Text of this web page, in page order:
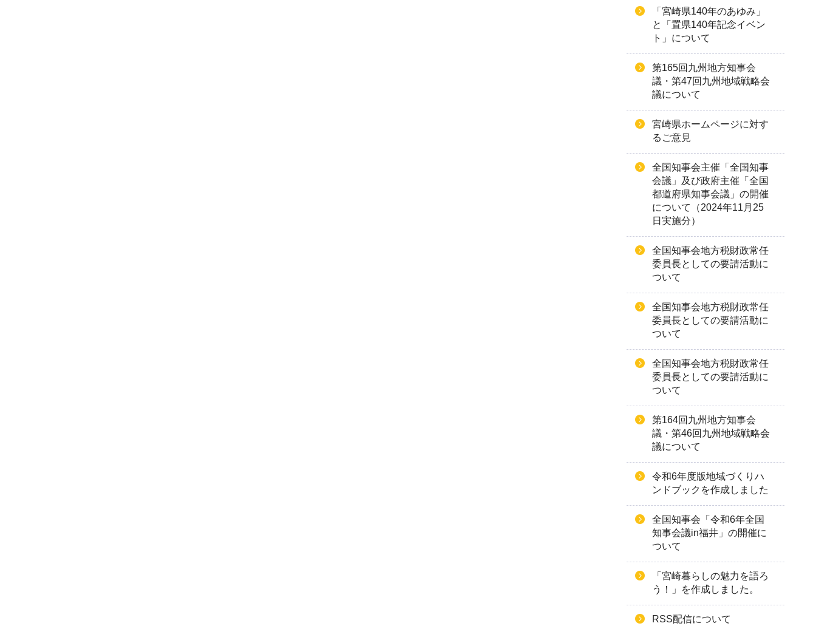
「宮崎県140年のあゆみ」
と「置県140年記念イベン
ト」について
第165回九州地方知事会
議・第47回九州地域戦略会
議について
宮崎県ホームページに対す
るご意見
全国知事会主催「全国知事
会議」及び政府主催「全国
都道府県知事会議」の開催
について（2024年11月25
日実施分）
全国知事会地方税財政常任
委員長としての要請活動に
ついて
全国知事会地方税財政常任
委員長としての要請活動に
ついて
全国知事会地方税財政常任
委員長としての要請活動に
ついて
第164回九州地方知事会
議・第46回九州地域戦略会
議について
令和6年度版地域づくりハ
ンドブックを作成しました
全国知事会「令和6年全国
知事会議in福井」の開催に
ついて
「宮崎暮らしの魅力を語ろ
う！」を作成しました。
RSS配信について